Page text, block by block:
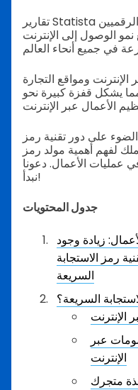
تقارير Statista تشير إلى أن عدد المشترين الرقميين
الوصول إلى الإنترنت
ومواقع التجارة
مما يشكل قفزة كبيرة نحو
على دور تقنية رمز
لفهم أهمية مولد رمز
عمليات الأعمال. دعونا
نبدأ!
جدول المحتويات
زيادة وجود
رمز الاستجابة
السريعة
السريعة؟
الإنترنت
عبر
الإنترنت
متجرك